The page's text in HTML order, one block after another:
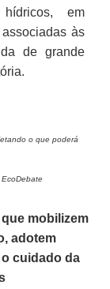
em
às
de grande
o que poderá
que mobilizem
adotem
cuidado da